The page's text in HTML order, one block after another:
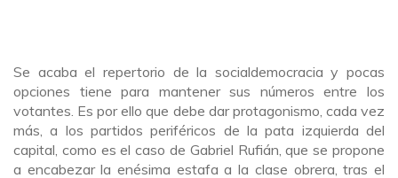
Se acaba el repertorio de la socialdemocracia y pocas
opciones tiene para mantener sus números entre los
votantes. Es por ello que debe dar protagonismo, cada vez
más, a los partidos periféricos de la pata izquierda del
capital, como es el caso de Gabriel Rufián, que se propone
a encabezar la enésima estafa a la clase obrera, tras el